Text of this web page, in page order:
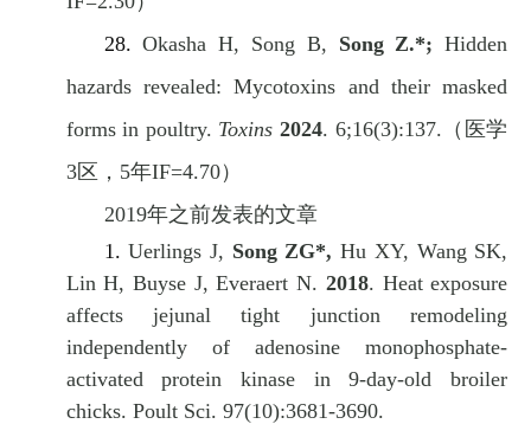
28.Okasha H, Song B, Song Z.*;Hidden
hazards revealed: Mycotoxins and their masked
forms in poultry. Toxins 2024. 6;16(3):137. （医学
3区， 5年IF=4.70）
2019年之前发表的文章
1.Uerlings J, Song ZG*, Hu XY, Wang SK,
Lin H, Buyse J, Everaert N. 2018. Heat exposure
affects jejunal tight junction remodeling
independently of adenosine monophosphate-
activated protein kinase in 9-day-old broiler
chicks. Poult Sci. 97(10):3681-3690.